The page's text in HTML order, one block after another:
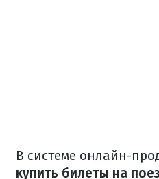
В системе онлайн-
купить билеты на